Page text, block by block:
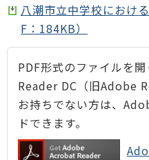
八潮市立中学校におけ
F：184KB）
PDF形式のファイルを
Reader DC（旧Adobe
お持ちでない方は、
ドできます。